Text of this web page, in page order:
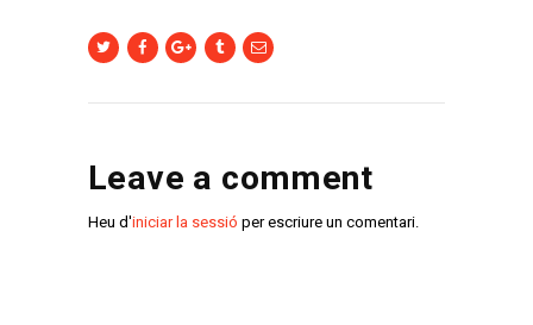
Leave a comment
Heu d'iniciar la sessió per escriure un comentari.